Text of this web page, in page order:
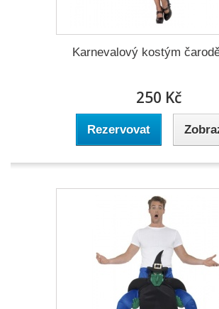
Karnevalový kostým
250 Kč
Rezervovat